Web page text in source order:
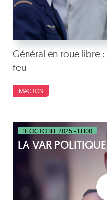
Général en roue libre
feu
MACRON
18 OCTOBRE 2025 - 11H00
LA VAR POLITIQUE